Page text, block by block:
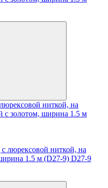
ниткой, на
с золотом, ширина 1.5 м